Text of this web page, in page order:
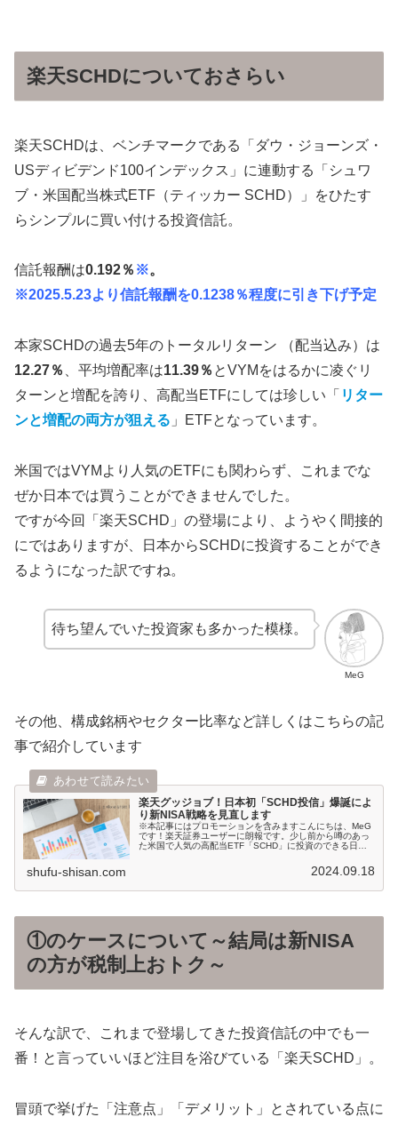
楽天SCHDについておさらい
楽天SCHDは、ベンチマークである「ダウ・ジョーンズ・
USディビデンド100インデックス」に連動する「シュワ
ブ・米国配当株式ETF（ティッカー SCHD）」をひたす
らシンプルに買い付ける投資信託。
信託報酬は0.192％ ※。
※2025.5.23より信託報酬を0.1238％程度に引き下げ予定
本家SCHDの過去5年のトータルリターン （配当込み）は
12.27％
、平均増配率は11.39％ とVYMをはるかに凌ぐリ
ターンと増配を誇り、高配当ETFにしては珍しい「 リター
ンと増配の両方が狙える 」ETFとなっています。
米国ではVYMより人気のETFにも関わらず、これまでな
ぜか日本では買うことができませんでした。
ですが今回「楽天SCHD」の登場により、ようやく間接的
にではありますが、日本からSCHDに投資することができ
るようになった訳ですね。
MeG
待ち望んでいた投資家も多かった模様。
その他、構成銘柄やセクター比率など詳しくはこちらの記
事で紹介しています
楽天グッジョブ！日本初「SCHD投信」爆誕によ
り新NISA戦略を見直します
※本記事にはプロモーションを含みますこんにちは、MeG
です！楽天証券ユーザーに朗報です。少し前から噂のあっ
た米国で人気の高配当ETF「SCHD」に投資のできる日本
shufu-shisan.com 2024.09.18
①のケースについて～結局は新NISA
の方が税制上おトク～
そんな訳で、これまで登場してきた投資信託の中でも一
番！と言っていいほど注目を浴びている「楽天SCHD」。
冒頭で挙げた「注意点」「デメリット」とされている点に